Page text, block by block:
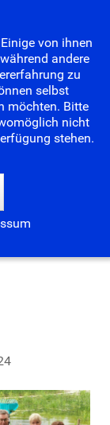
von ihnen
andere
zu
selbst
möchten. Bitte
nicht
stehen.